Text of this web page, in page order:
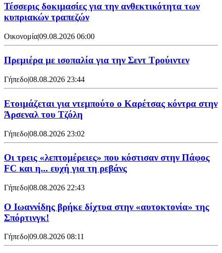
Τέσσερις δοκιμασίες για την ανθεκτικότητα των
κυπριακών τραπεζών
Οικονομία|09.08.2026 06:00
Πρεμιέρα με ισοπαλία για την Σεντ Τρούιντεν
Γήπεδο|08.08.2026 23:44
Ετοιμάζεται για ντεμπούτο ο Καρέτσας κόντρα στην
Άρσεναλ του Τζόλη
Γήπεδο|08.08.2026 23:02
Οι τρεις «λεπτομέρειες» που κόστισαν στην Πάφος
FC και η... ευχή για τη ρεβάνς
Γήπεδο|08.08.2026 22:43
Ο Ιωαννίδης βρήκε δίχτυα στην «αυτοκτονία» της
Σπόρτινγκ!
Γήπεδο|09.08.2026 08:11